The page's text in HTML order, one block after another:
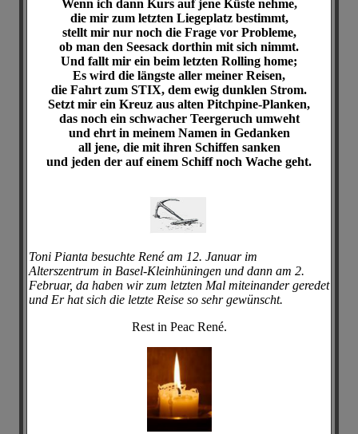
Wenn ich dann Kurs auf jene Küste nehme,
die mir zum letzten Liegeplatz bestimmt,
stellt mir nur noch die Frage vor Probleme,
ob man den Seesack dorthin mit sich nimmt.
Und fallt mir ein beim letzten Rolling home;
Es wird die längste aller meiner Reisen,
die Fahrt zum STIX, dem ewig dunklen Strom.
Setzt mir ein Kreuz aus alten Pitchpine-Planken,
das noch ein schwacher Teergeruch umweht
und ehrt in meinem Namen in Gedanken
all jene, die mit ihren Schiffen sanken
und jeden der auf einem Schiff noch Wache geht.
Toni Pianta besuchte René am 12. Januar im
Alterszentrum in Basel-Kleinhüningen und dann am 2.
Februar, da haben wir zum letzten Mal miteinander geredet
und Er hat sich die letzte Reise so sehr gewünscht.
Rest in Peac René.